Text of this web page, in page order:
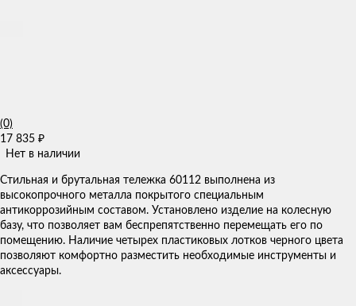
(0)
17 835 ₽
Нет в наличии
Стильная и брутальная тележка 60112 выполнена из
высокопрочного металла покрытого специальным
антикоррозийным составом. Установлено изделие на колесную
базу, что позволяет вам беспрепятственно перемещать его по
помещению. Наличие четырех пластиковых лотков черного цвета
позволяют комфортно разместить необходимые инструменты и
аксессуары.